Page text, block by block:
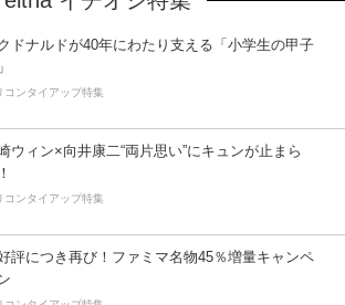
ドナルドが40年にわたり支える「小学生の甲子
コンタイアップ特集
ウィン×向井康二“両片思い”にキュンが止まら
コンタイアップ特集
評につき再び！ファミマ名物45％増量キャンペ